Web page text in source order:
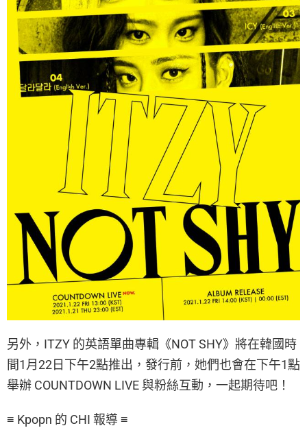
另外，ITZY 的英語單曲專輯《NOT SHY》將在韓國時
間1月22日下午2點推出，發行前，她們也會在下午1點
舉辦 COUNTDOWN LIVE 與粉絲互動，一起期待吧！
≡ Kpopn 的 CHI 報導 ≡